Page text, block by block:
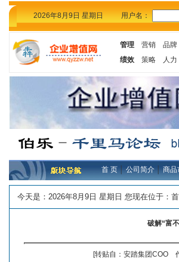
2026年8月9日 星期日 用户名：
管理 营销 品牌
绩效
策略 人力
首 页│公司简介│商品
今天是： 2026年8月9日 星期日 您现在位于：
破解“富
[转贴自：安踏集团COO